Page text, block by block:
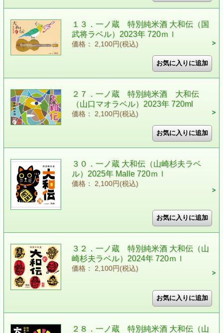
１３．一ノ蔵 特別純米酒 大和伝（国
武将ラベル）2023年 720ｍｌ
価格： 2,100円(税込)
２７．一ノ蔵 特別純米酒 大和伝
（山口マオラベル）2023年 720ml
価格： 2,100円(税込)
３０．一ノ蔵 大和伝（山崎杉夫ラベ
ル）2025年 Malle 720ｍｌ
価格： 2,100円(税込)
３２．一ノ蔵 特別純米酒 大和伝（山
崎杉夫ラベル）2024年 720ｍｌ
価格： 2,100円(税込)
２８．一ノ蔵 特別純米酒 大和伝（山